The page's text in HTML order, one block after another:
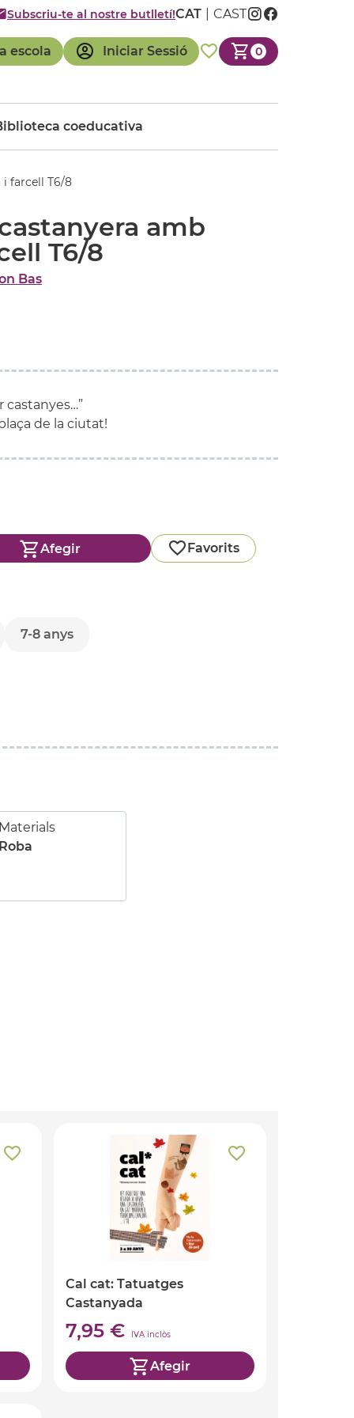
escola Iniciar Sessió 0
Subscriu-te al nostre butlletí!CAT CAST
coeducativa
i farcell T6/8
amb
T6/8
Bas
castanyes…”
de la ciutat!
Afegir Favorits
7-8 anys
Materials
Roba
Cal cat: Tatuatges
Castanyada
7,95 € IVA inclòs
Afegir